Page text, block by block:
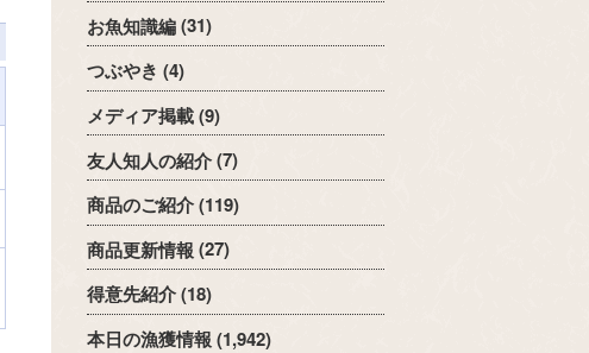
お魚知識編(31)
つぶやき (4)
メディア掲載(9)
友人知人の紹介(7)
商品のご紹介(119)
商品更新情報 (27)
得意先紹介(18)
本日の漁獲情報 (1,942)